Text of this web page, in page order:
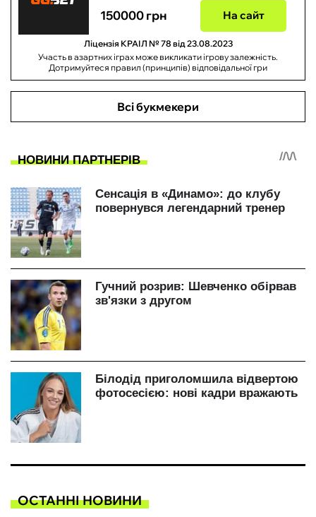
150000 грн На сайт
Ліцензія КРАІЛ № 78 від 23.08.2023
Участь в азартних іграх може викликати ігрову залежність.
Дотримуйтеся правил (принципів) відповідальної гри
Всі букмекери
ОСТАННІ НОВИНИ